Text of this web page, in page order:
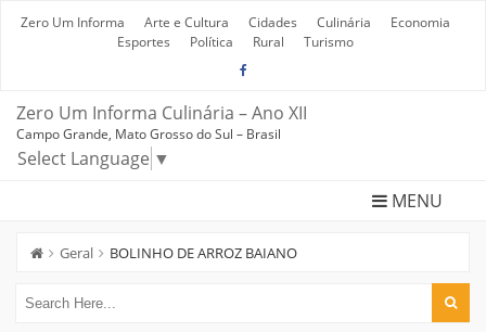
Zero Um Informa Arte e Cultura Cidades Culinária
Economia
Esportes
Política Rural Turismo
Zero Um Informa Culinária – Ano XII
Campo Grande, Mato Grosso do Sul – Brasil
Select Language ▼
MENU
Geral BOLINHO DE ARROZ BAIANO